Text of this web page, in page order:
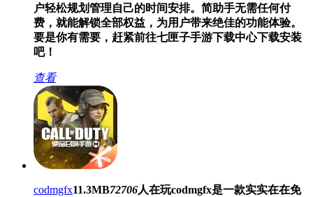
户轻松规划管理自己的时间安排。简助手无需任何付
费，就能解锁全部权益，为用户带来绝佳的功能体验。
要是你有需要，赶紧前往七匣子手游下载中心下载安装
吧！
查看
codmgfx11.3MB72706人在玩codmgfx是一款实实在在免